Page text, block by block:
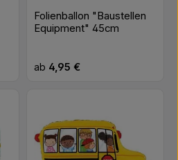
Folienballon "Baustellen
Equipment" 45cm
Regulärer Preis:
ab 4,95 €